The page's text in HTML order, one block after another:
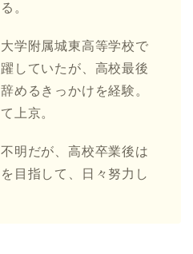
。
学附属城東高等学校で
していたが、高校最後
めるきっかけを経験。
上京。
明だが、高校卒業後は
目指して、日々努力し